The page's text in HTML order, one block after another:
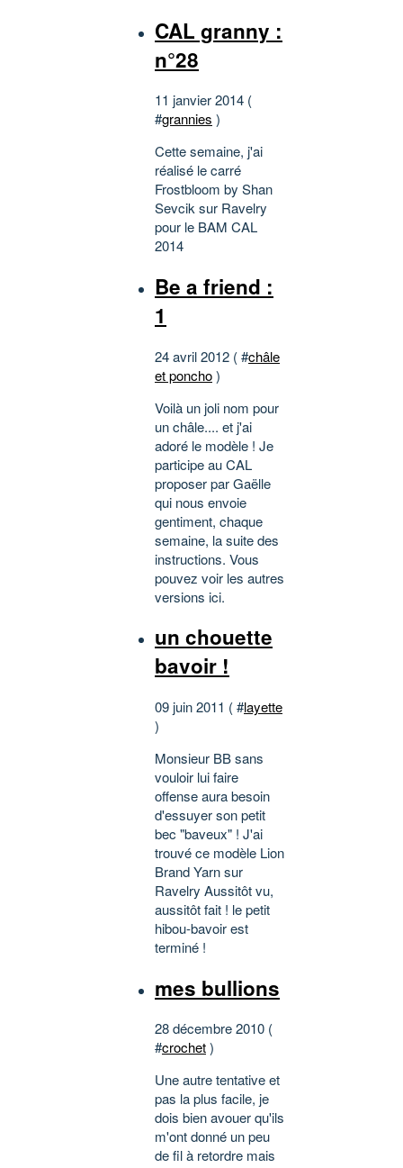
CAL granny :
n°28
11 janvier 2014 (
#grannies )
Cette semaine, j'ai
réalisé le carré
Frostbloom by Shan
Sevcik sur Ravelry
pour le BAM CAL
2014
Be a friend :
1
24 avril 2012 ( #châle
et poncho)
Voilà un joli nom pour
un châle.... et j'ai
adoré le modèle ! Je
participe au CAL
proposer par Gaëlle
qui nous envoie
gentiment, chaque
semaine, la suite des
instructions. Vous
pouvez voir les autres
versions ici.
un chouette
bavoir !
09 juin 2011 ( #layette
)
Monsieur BB sans
vouloir lui faire
offense aura besoin
d'essuyer son petit
bec "baveux" ! J'ai
trouvé ce modèle Lion
Brand Yarn sur
Ravelry Aussitôt vu,
aussitôt fait ! le petit
hibou-bavoir est
terminé !
mes bullions
28 décembre 2010 (
#crochet)
Une autre tentative et
pas la plus facile, je
dois bien avouer qu'ils
m'ont donné un peu
de fil à retordre mais